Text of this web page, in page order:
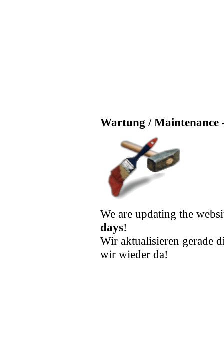
Wartung / Maintenance
We are updating the
days!
Wir aktualisieren gerade
wir wieder da!